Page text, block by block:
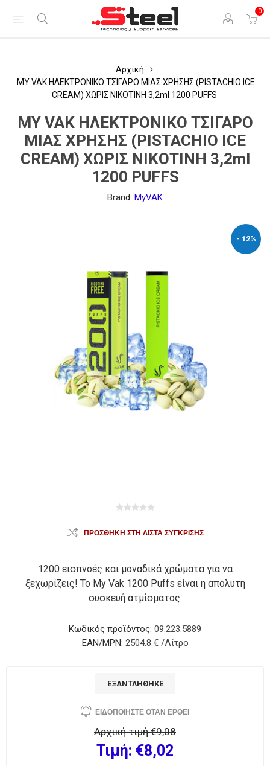
0
Αρχική
MY VAK ΗΛΕΚΤΡΟΝΙΚΟ ΤΣΙΓΑΡΟ ΜΙΑΣ ΧΡΗΣΗΣ (PISTACHIO ICE
CREAM) ΧΩΡΙΣ ΝΙΚΟΤΙΝΗ 3,2ml 1200 PUFFS
MY VAK ΗΛΕΚΤΡΟΝΙΚΟ ΤΣΙΓΑΡΟ
ΜΙΑΣ ΧΡΗΣΗΣ (PISTACHIO ICE
CREAM) ΧΩΡΙΣ ΝΙΚΟΤΙΝΗ 3,2ml
1200 PUFFS
Brand: MyVAK
- 12%
ΠΡΟΣΘΉΚΗ ΣΤΗ ΛΊΣΤΑ ΣΎΓΚΡΙΣΗΣ
1200 εισπνοές και μοναδικά χρώματα για να
ξεχωρίζεις! Το My Vak 1200 Puffs είναι η απόλυτη
συσκευή ατμίσματος.
Κωδικός προϊόντος: 09.223.5889
EAN/MPN: 2504.8 € /Λίτρο
ΕΞΑΝΤΛΉΘΗΚΕ
Αρχική τιμή:€9,08
Τιμή: €8,02